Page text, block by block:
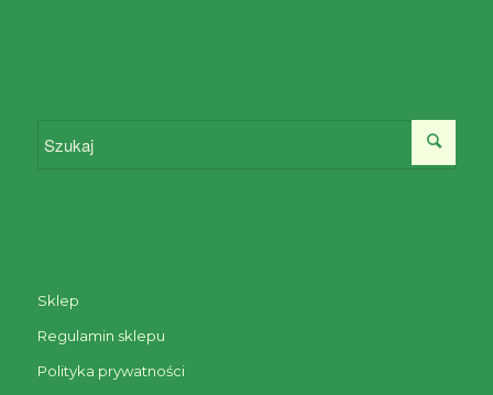
Sklep
Regulamin sklepu
Polityka prywatności